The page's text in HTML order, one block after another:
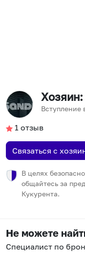
Хозяин
Вступление
1 отзыв
Связаться с
В целях
общайтесь за
Кукурента.
Не можете
Специалист по